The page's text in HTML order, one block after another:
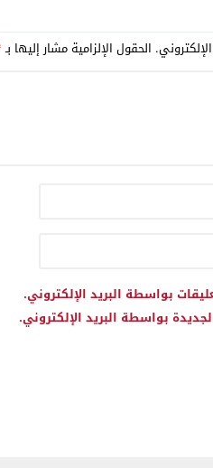
الحقول الإلزامية مشار إليها بـ
بواسطة البريد الإلكتروني.
بواسطة البريد الإلكتروني.